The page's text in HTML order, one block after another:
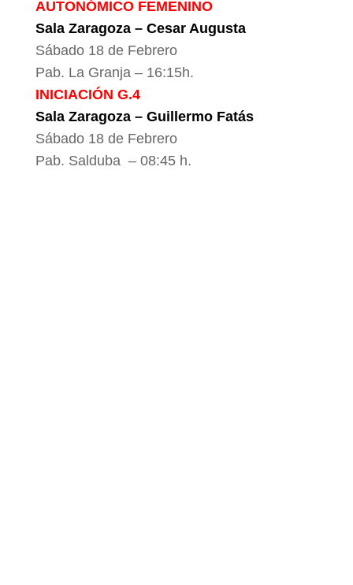
AUTONÓMICO FEMENINO
Sala Zaragoza – Cesar Augusta
Sábado 18 de Febrero
Pab. La Granja – 16:15h.
INICIACIÓN G.4
Sala Zaragoza – Guillermo Fatás
Sábado 18 de Febrero
Pab. Salduba – 08:45 h.